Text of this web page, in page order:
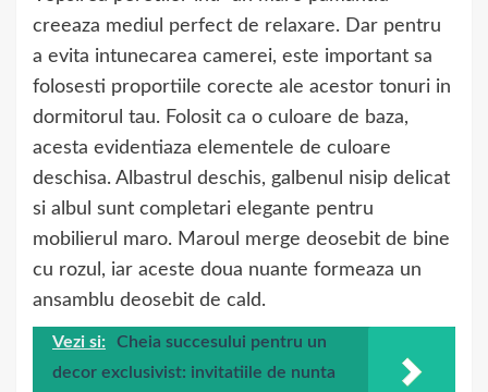
creeaza mediul perfect de relaxare. Dar pentru
a evita intunecarea camerei, este important sa
folosesti proportiile corecte ale acestor tonuri in
dormitorul tau. Folosit ca o culoare de baza,
acesta evidentiaza elementele de culoare
deschisa. Albastrul deschis, galbenul nisip delicat
si albul sunt completari elegante pentru
mobilierul maro. Maroul merge deosebit de bine
cu rozul, iar aceste doua nuante formeaza un
ansamblu deosebit de cald.
Vezi si:
Cheia succesului pentru un
decor exclusivist: invitatiile de nunta